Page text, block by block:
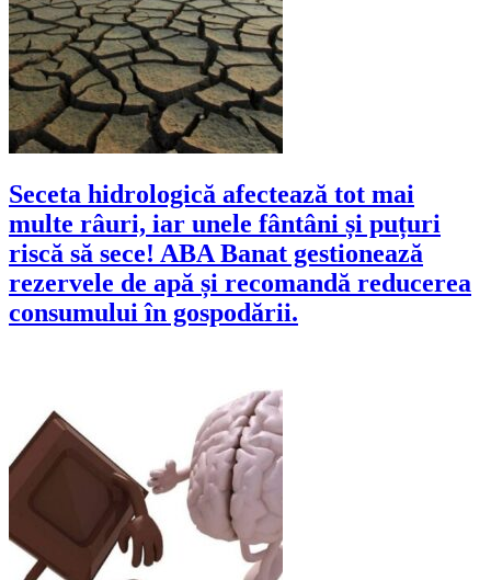
Seceta hidrologică afectează tot mai
multe râuri, iar unele fântâni și puțuri
riscă să sece! ABA Banat gestionează
rezervele de apă și recomandă reducerea
consumului în gospodării.